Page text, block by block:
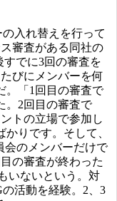
入れ替えを行って
審査がある同社の
すでに3回の審査を
びにメンバーを何
。「1回目の審査で
。2回目の審査で
トの立場で参加し
りです。そして、
会のメンバーだけで
の審査が終わった
いないという。対
活動を経験。2、3